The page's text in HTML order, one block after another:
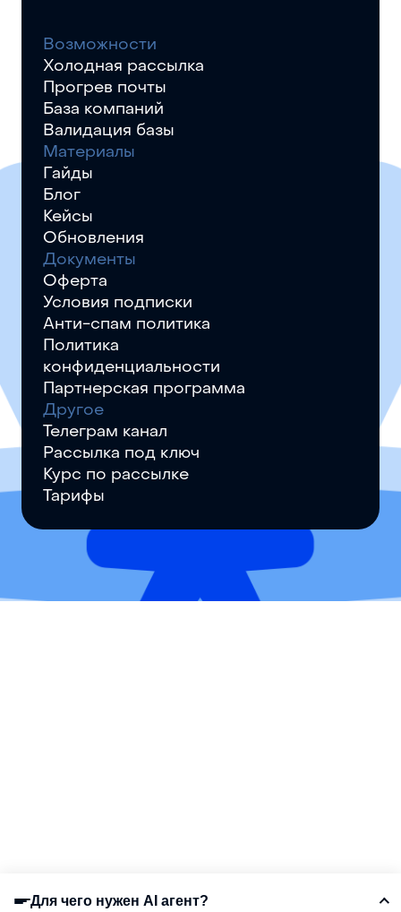
СОДЕРЖАНИЕ СТАТЬИ
Для чего нужен AI агент?
Возможности
Холодная рассылка
Прогрев почты
База компаний
Валидация базы
Материалы
Гайды
Блог
Кейсы
Обновления
Документы
Оферта
Условия подписки
Анти-спам политика
Политика
конфиденциальности
Партнерская программа
Другое
Телеграм канал
Рассылка под ключ
Курс по рассылке
Тарифы